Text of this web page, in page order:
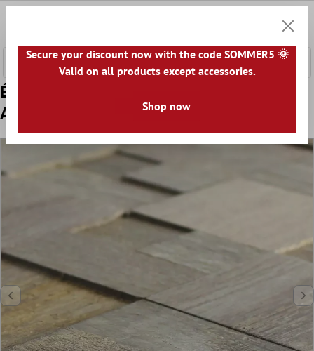
Panier
Échantillon Mosaïque Carrelage Bois Paris
Auto Adhésif 3D Gris
Secure your discount now with the code SOMMER5 🌞
Valid on all products except accessories.
Shop now